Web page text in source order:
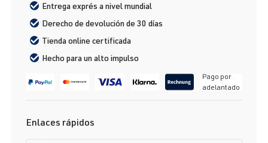
Entrega exprés a nivel mundial
Derecho de devolución de 30 días
Tienda online certificada
Hecho para un alto impulso
Pago por
adelantado
Enlaces rápidos